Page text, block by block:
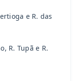
e R. das
R. Tupã e R.